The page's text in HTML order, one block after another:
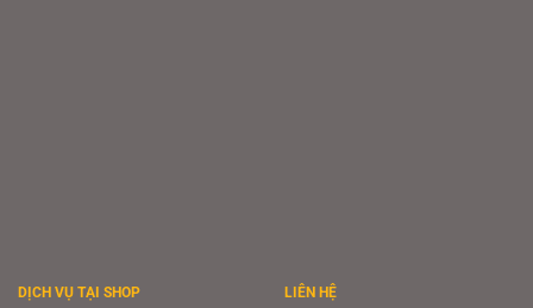
DỊCH VỤ TẠI SHOP LIÊN HỆ